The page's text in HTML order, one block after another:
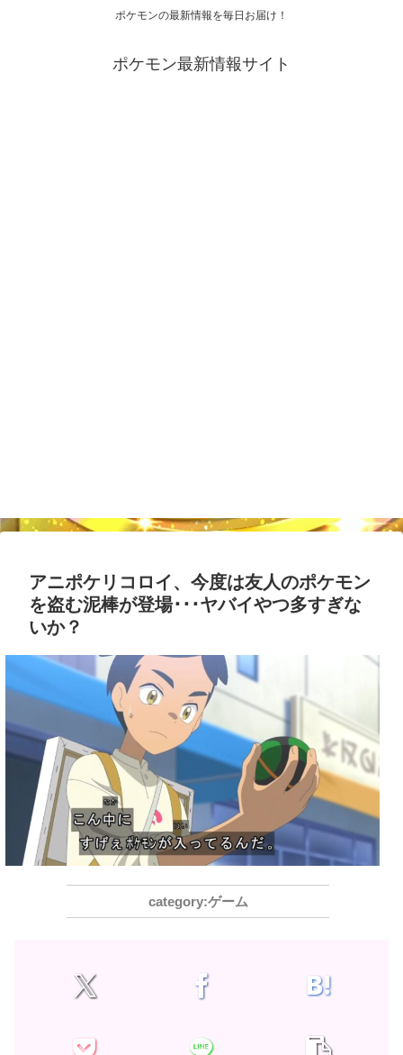
ポケモンの最新情報を毎日お届け！
ポケモン最新情報サイト
アニポケリコロイ、今度は友人のポケモン
を盗む泥棒が登場･･･ヤバイやつ多すぎな
いか？
ゲーム